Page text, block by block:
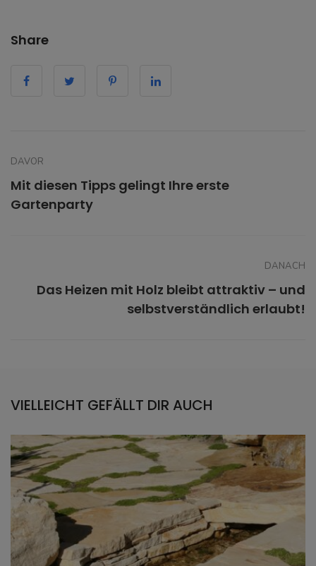
Share
DAVOR
Mit diesen Tipps gelingt Ihre erste
Gartenparty
DANACH
Das Heizen mit Holz bleibt attraktiv – und
selbstverständlich erlaubt!
VIELLEICHT GEFÄLLT DIR AUCH